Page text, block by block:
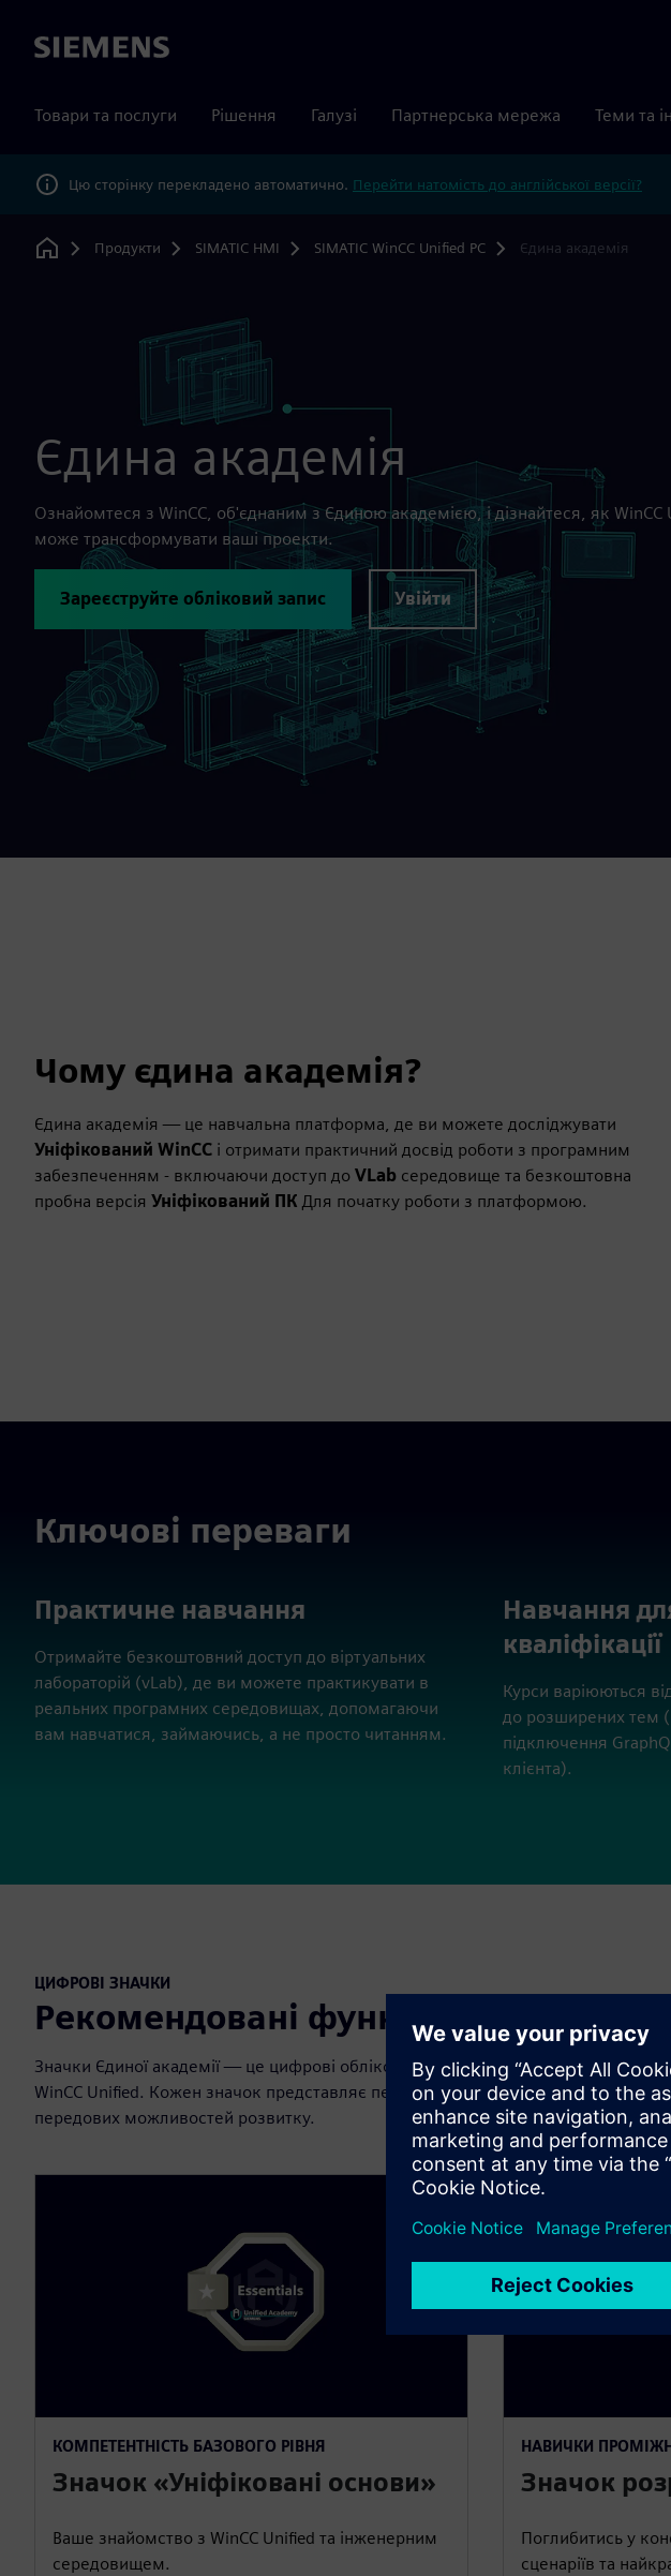
Siemens
Товари та послуги Рішення Галузі Партнерська мережа Теми та
Цю сторінку перекладено автоматично. Перейти натомість до англійської версії?
Home
Продукти SIMATIC HMI SIMATIC WinCC Unified PC Єдина академія
Єдина академія
Ознайомтеся з WinCC, об'єднаним з Єдиною академією, і дізнайтеся, як WinCC
може трансформувати ваші проекти.
Зареєструйте обліковий запис Увійти
Чому єдина академія?
Єдина академія — це навчальна платформа, де ви можете досліджувати
Уніфікований WinCC і отримати практичний досвід роботи з програмним
забезпеченням - включаючи доступ до VLab середовище та безкоштовна
пробна версія Уніфікований ПК Для початку роботи з платформою.
Ключові переваги
Практичне навчання
Отримайте безкоштовний доступ до віртуальних
лабораторій (vLab), де ви можете практикувати в
реальних програмних середовищах, допомагаючи
вам навчатися, займаючись, а не просто читанням.
Навчання
кваліфікації
Курси варіюються
до розширених тем
підключення
клієнта).
ЦИФРОВІ ЗНАЧКИ
Рекомендовані функції
Значки Єдиної академії — це цифрові облікові дані, які визнають ваш прогрес
WinCC Unified. Кожен значок представляє певний рівень компетентності - від
передових можливостей розвитку.
КОМПЕТЕНТНІСТЬ БАЗОВОГО РІВНЯ
Значок «Уніфіковані основи»
Ваше знайомство з WinCC Unified та інженерним
середовищем.
НАВИЧКИ
Значок
Поглибитись у
сценаріїв та